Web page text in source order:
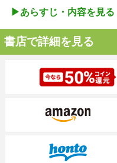
▶︎あらすじ・内容を見る
書店で詳細を見る